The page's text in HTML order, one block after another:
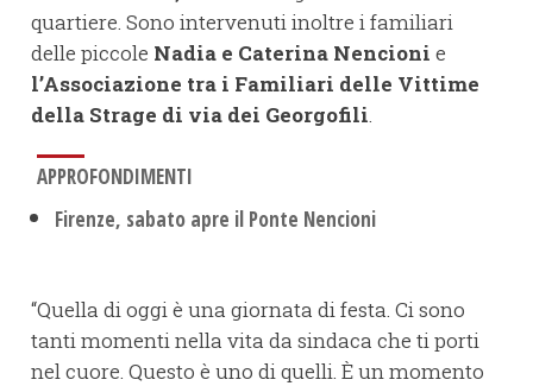
quartiere. Sono intervenuti inoltre i familiari
delle piccole Nadia e Caterina Nencioni e
l’Associazione tra i Familiari delle Vittime
della Strage di via dei Georgofili.
APPROFONDIMENTI
Firenze, sabato apre il Ponte Nencioni
“Quella di oggi è una giornata di festa. Ci sono
tanti momenti nella vita da sindaca che ti porti
nel cuore. Questo è uno di quelli. È un momento